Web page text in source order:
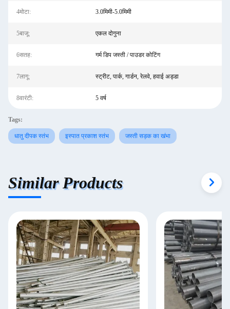
4मोटा: 3.0मिमी-5.0मिमी
5बाजू: एकल दोगुना
6सतह: गर्म डिप जस्ती / पाउडर कोटिंग
7लागू: स्ट्रीट, पार्क, गार्डन, रेलवे, हवाई अड्डा
8वारंटी: 5 वर्ष
Tags:
धातु दीपक स्तंभ इस्पात प्रकाश स्तंभ जस्ती सड़क का खंभा
Similar Products